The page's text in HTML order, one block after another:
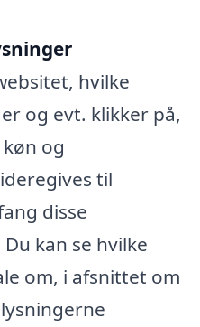
hvilke
og evt. klikker på,
og
til
disse
kan se hvilke
om, i afsnittet om